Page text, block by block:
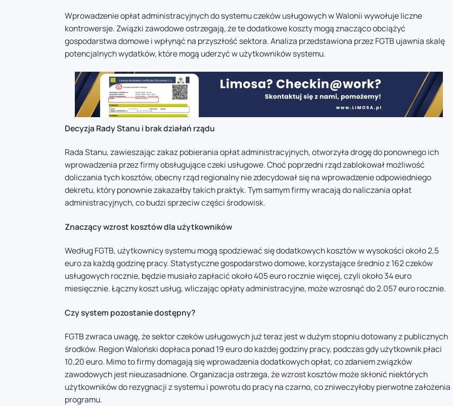
Wprowadzenie opłat administracyjnych do systemu czeków usługowych w Walonii wywołuje liczne
kontrowersje. Związki zawodowe ostrzegają, że te dodatkowe koszty mogą znacząco obciążyć
gospodarstwa domowe i wpłynąć na przyszłość sektora. Analiza przedstawiona przez FGTB ujawnia skalę
potencjalnych wydatków, które mogą uderzyć w użytkowników systemu.
Decyzja Rady Stanu i brak działań rządu
Rada Stanu, zawieszając zakaz pobierania opłat administracyjnych, otworzyła drogę do ponownego ich
wprowadzenia przez firmy obsługujące czeki usługowe. Choć poprzedni rząd zablokował możliwość
doliczania tych kosztów, obecny rząd regionalny nie zdecydował się na wprowadzenie odpowiedniego
dekretu, który ponownie zakazałby takich praktyk. Tym samym firmy wracają do naliczania opłat
administracyjnych, co budzi sprzeciw części środowisk.
Znaczący wzrost kosztów dla użytkowników
Według FGTB, użytkownicy systemu mogą spodziewać się dodatkowych kosztów w wysokości około 2,5
euro za każdą godzinę pracy. Statystyczne gospodarstwo domowe, korzystające średnio z 162 czeków
usługowych rocznie, będzie musiało zapłacić około 405 euro rocznie więcej, czyli około 34 euro
miesięcznie. Łączny koszt usług, wliczając opłaty administracyjne, może wzrosnąć do 2.057 euro rocznie.
Czy system pozostanie dostępny?
FGTB zwraca uwagę, że sektor czeków usługowych już teraz jest w dużym stopniu dotowany z publicznych
środków. Region Waloński dopłaca ponad 19 euro do każdej godziny pracy, podczas gdy użytkownik płaci
10,20 euro. Mimo to firmy domagają się wprowadzenia dodatkowych opłat, co zdaniem związków
zawodowych jest nieuzasadnione. Organizacja ostrzega, że wzrost kosztów może skłonić niektórych
użytkowników do rezygnacji z systemu i powrotu do pracy na czarno, co zniweczyłoby pierwotne założenia
programu.